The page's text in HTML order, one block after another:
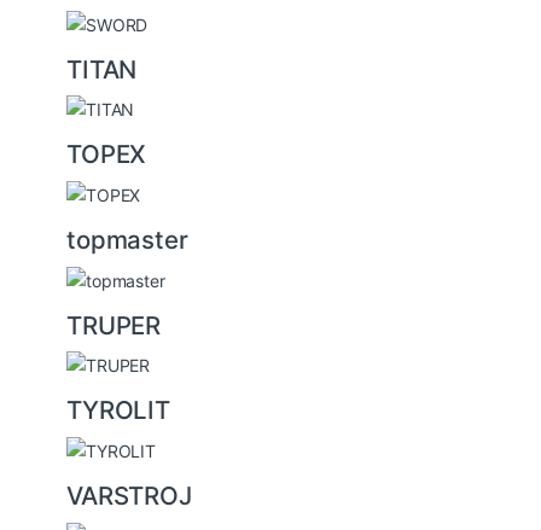
TITAN
TOPEX
topmaster
TRUPER
TYROLIT
VARSTROJ